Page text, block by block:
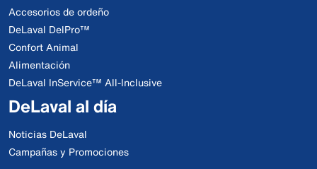
Accesorios de ordeño
DeLaval DelPro™
Confort Animal
Alimentación
DeLaval InService™ All-Inclusive
DeLaval al día
Noticias DeLaval
Campañas y Promociones